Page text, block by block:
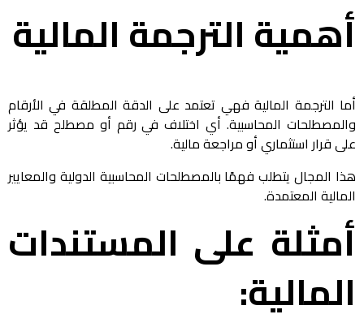
أهمية الترجمة المالية
أما الترجمة المالية فهي تعتمد على الدقة المطلقة في الأرقام
والمصطلحات المحاسبية. أي اختلاف في رقم أو مصطلح قد يؤثر
على قرار استثماري أو مراجعة مالية.
هذا المجال يتطلب فهمًا بالمصطلحات المحاسبية الدولية والمعايير
المالية المعتمدة.
أمثلة على المستندات
المالية: